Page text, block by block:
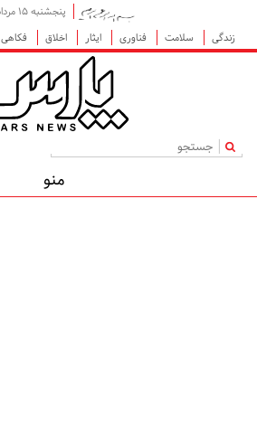
پنجشنبه ۱۵ مرداد ۱۴۰۵
زندگی
سلامت فناوری ایثار اخلاق فکاهی
|
منو